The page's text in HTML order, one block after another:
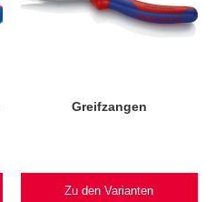
Greifzangen
Zu den Varianten